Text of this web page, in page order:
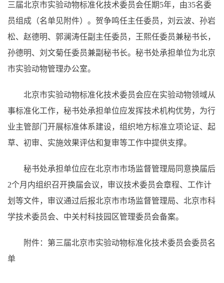
三届北京市实验动物标准化技术委员会任期5年，由35名委
员组成（名单见附件）。贺争鸣任主任委员，刘云波、孙岩
松、赵德明、郭澜涛任副主任委员，王熙任委员兼秘书长，
孙德明、刘文菊任委员兼副秘书长。秘书处承担单位为北京
市实验动物管理办公室。
北京市实验动物标准化技术委员会应在实验动物领域从
事标准化工作，秘书处承担单位应发挥技术机构优势，为行
业主管部门开展标准体系建设，组织地方标准立项论证、起
草、初审、实施效果评估和复审等工作中提供支撑。
秘书处承担单位应在北京市市场监督管理局同意换届后
2个月内组织召开换届会议，审议技术委员会章程、工作计
划等文件，审议通过后报北京市市场监督管理局、北京市科
学技术委员会、中关村科技园区管理委员会备案。
附件：第三届北京市实验动物标准化技术委员会委员名
单